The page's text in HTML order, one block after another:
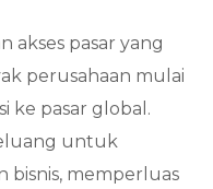
akses pasar yang
perusahaan mulai
ke pasar global.
untuk
memperluas